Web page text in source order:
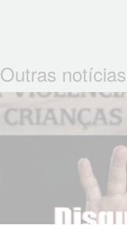
Outras notícias